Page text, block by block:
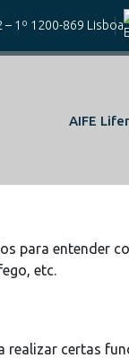
necessários,
para entender
etc.
realizar certas
1º 1200-869 Lisboa
AIFE